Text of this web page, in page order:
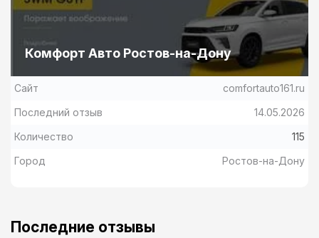
Комфорт Авто Ростов-на-Дону
Сайт
comfortauto161.ru
Последний отзыв
14.05.2026
Количество
115
Город
Ростов-на-Дону
Последние отзывы